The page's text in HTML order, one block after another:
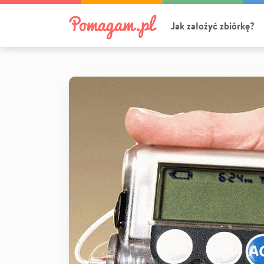
Jak założyć zbiórkę?